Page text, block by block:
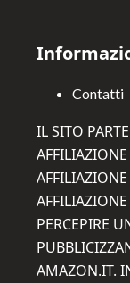
Contatti
IL SITO
PERCEPIRE
AMAZON.IT.